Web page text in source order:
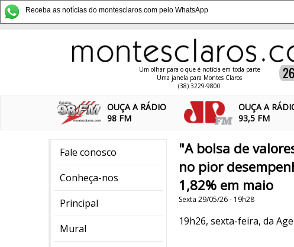
Receba as notícias do montesclaros.com pelo WhatsApp
Um olhar para o que é notícia em toda parte
Uma janela para Montes Claros
(38) 3229-9800
OUÇA A RÁDIO
98 FM
OUÇA A
93,5 FM
Fale conosco
Conheça-nos
Principal
Mural
"A bolsa de
no pior
1,82% em maio
Sexta 29/05/26 - 19h28
19h26, sexta-feira, da